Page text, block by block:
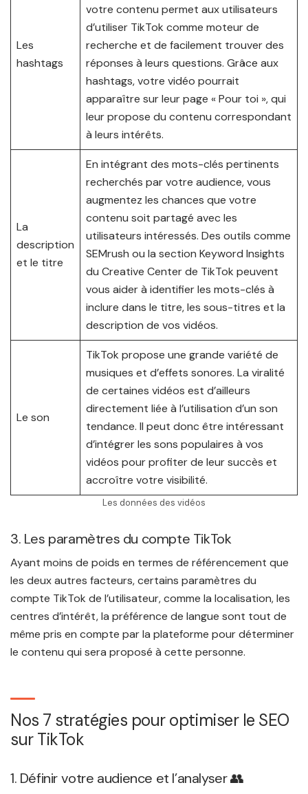
Les
hashtags
votre contenu permet aux utilisateurs
d’utiliser TikTok comme moteur de
recherche et de facilement trouver des
réponses à leurs questions. Grâce aux
hashtags, votre vidéo pourrait
apparaître sur leur page « Pour toi », qui
leur propose du contenu correspondant
à leurs intérêts.
La
description
et le titre
En intégrant des mots-clés pertinents
recherchés par votre audience, vous
augmentez les chances que votre
contenu soit partagé avec les
utilisateurs intéressés. Des outils comme
SEMrush ou la section Keyword Insights
du Creative Center de TikTok peuvent
vous aider à identifier les mots-clés à
inclure dans le titre, les sous-titres et la
description de vos vidéos.
Le son
TikTok propose une grande variété de
musiques et d’effets sonores. La viralité
de certaines vidéos est d’ailleurs
directement liée à l’utilisation d’un son
tendance. Il peut donc être intéressant
d’intégrer les sons populaires à vos
vidéos pour profiter de leur succès et
accroître votre visibilité.
Les données des vidéos
3. Les paramètres du compte TikTok
Ayant moins de poids en termes de référencement que
les deux autres facteurs, certains paramètres du
compte TikTok de l’utilisateur, comme la localisation, les
centres d’intérêt, la préférence de langue sont tout de
même pris en compte par la plateforme pour déterminer
le contenu qui sera proposé à cette personne.
Nos 7 stratégies pour optimiser le SEO
sur TikTok
1. Définir votre audience et l’analyser 👥